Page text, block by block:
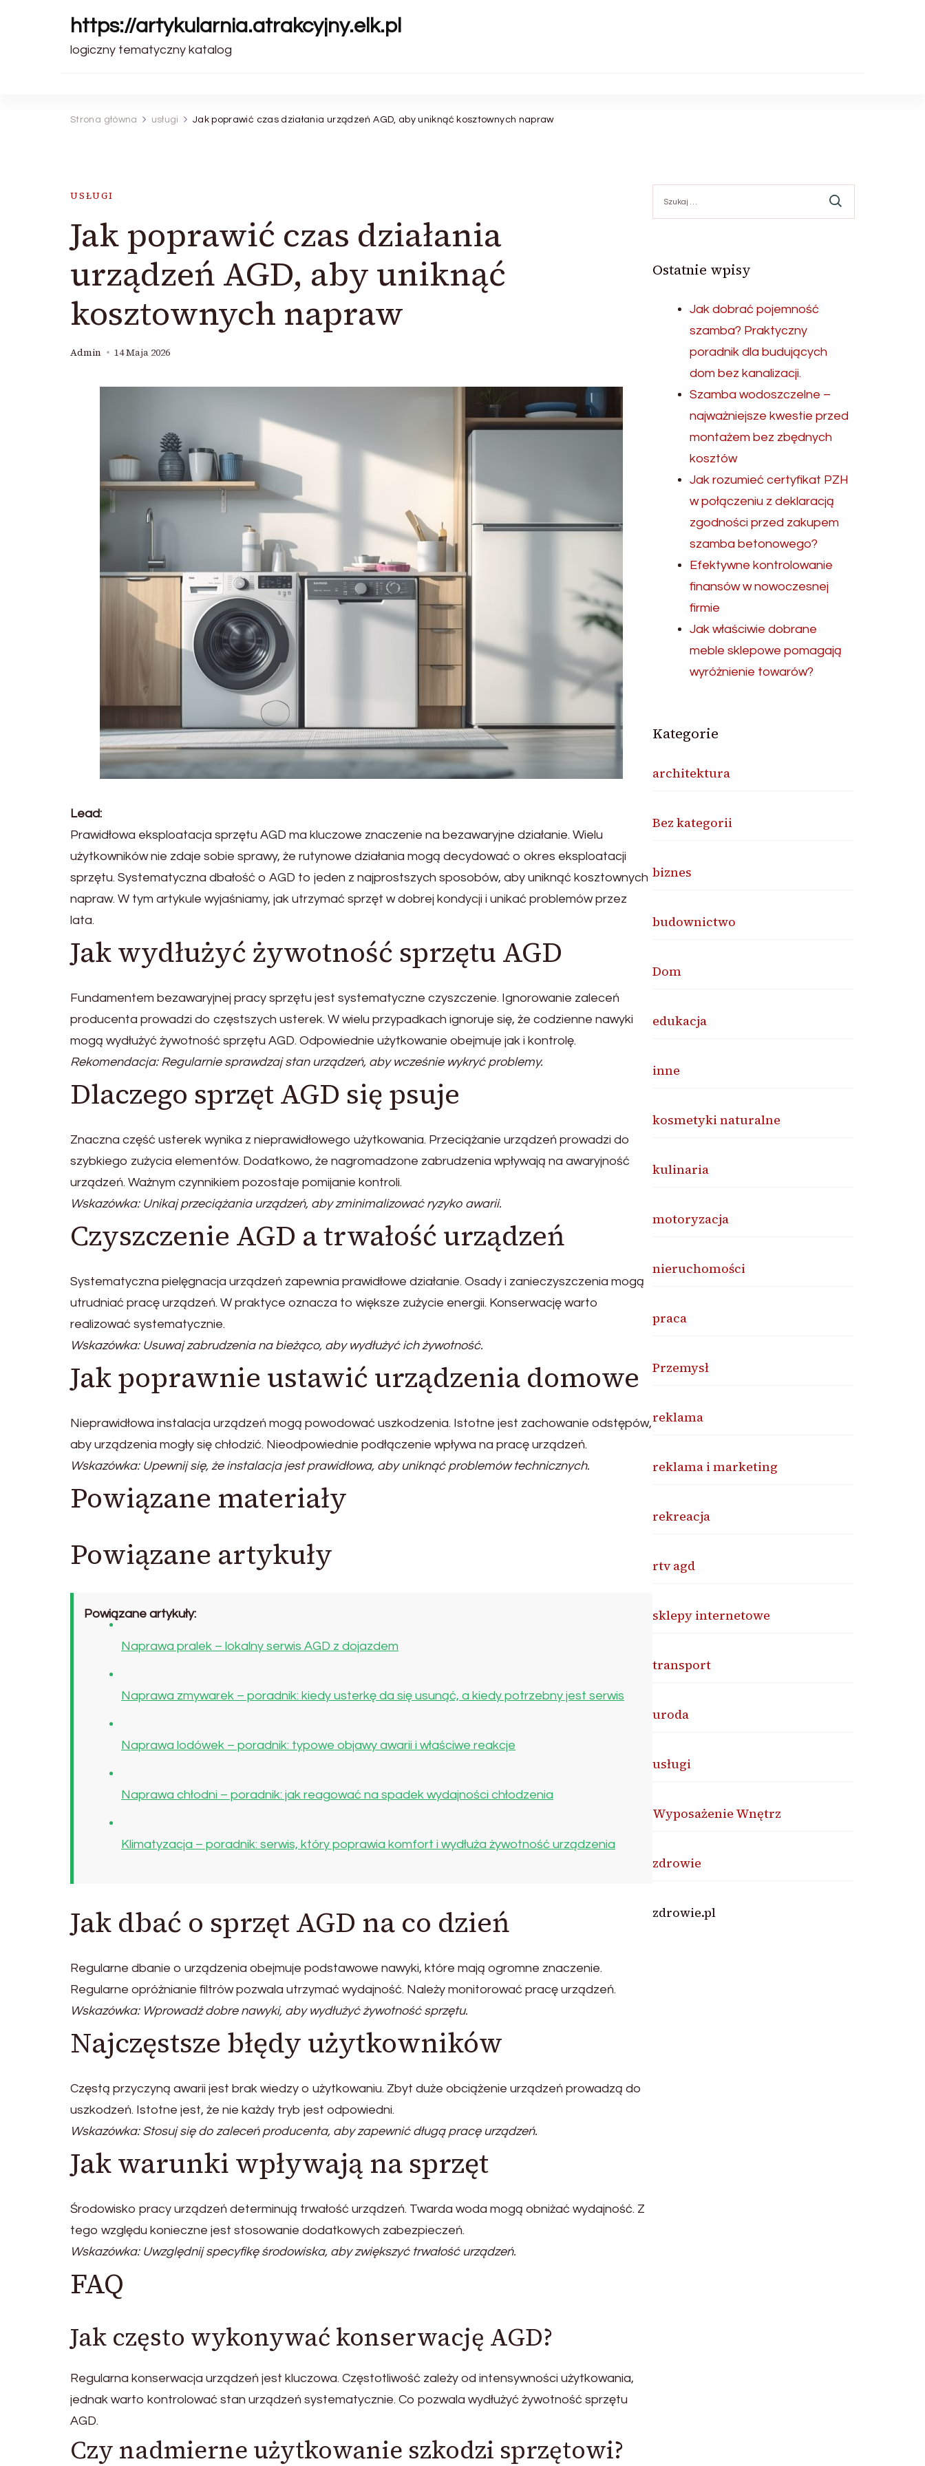
https://artykularnia.atrakcyjny.elk.pl
logiczny tematyczny katalog
Strona główna usługi Jak poprawić czas działania urządzeń AGD, aby uniknąć kosztownych napraw
USŁUGI
Jak poprawić czas działania
urządzeń AGD, aby uniknąć
kosztownych napraw
Admin 14 Maja 2026
Lead:
Prawidłowa eksploatacja sprzętu AGD ma kluczowe znaczenie na bezawaryjne działanie. Wielu
użytkowników nie zdaje sobie sprawy, że rutynowe działania mogą decydować o okres eksploatacji
sprzętu. Systematyczna dbałość o AGD to jeden z najprostszych sposobów, aby uniknąć kosztownych
napraw. W tym artykule wyjaśniamy, jak utrzymać sprzęt w dobrej kondycji i unikać problemów przez
lata.
Jak wydłużyć żywotność sprzętu AGD
Fundamentem bezawaryjnej pracy sprzętu jest systematyczne czyszczenie. Ignorowanie zaleceń
producenta prowadzi do częstszych usterek. W wielu przypadkach ignoruje się, że codzienne nawyki
mogą wydłużyć żywotność sprzętu AGD. Odpowiednie użytkowanie obejmuje jak i kontrolę.
Rekomendacja: Regularnie sprawdzaj stan urządzeń, aby wcześnie wykryć problemy.
Dlaczego sprzęt AGD się psuje
Znaczna część usterek wynika z nieprawidłowego użytkowania. Przeciążanie urządzeń prowadzi do
szybkiego zużycia elementów. Dodatkowo, że nagromadzone zabrudzenia wpływają na awaryjność
urządzeń. Ważnym czynnikiem pozostaje pomijanie kontroli.
Wskazówka: Unikaj przeciążania urządzeń, aby zminimalizować ryzyko awarii.
Czyszczenie AGD a trwałość urządzeń
Systematyczna pielęgnacja urządzeń zapewnia prawidłowe działanie. Osady i zanieczyszczenia mogą
utrudniać pracę urządzeń. W praktyce oznacza to większe zużycie energii. Konserwację warto
realizować systematycznie.
Wskazówka: Usuwaj zabrudzenia na bieżąco, aby wydłużyć ich żywotność.
Jak poprawnie ustawić urządzenia domowe
Nieprawidłowa instalacja urządzeń mogą powodować uszkodzenia. Istotne jest zachowanie odstępów,
aby urządzenia mogły się chłodzić. Nieodpowiednie podłączenie wpływa na pracę urządzeń.
Wskazówka: Upewnij się, że instalacja jest prawidłowa, aby uniknąć problemów technicznych.
Powiązane materiały
Powiązane artykuły
Powiązane artykuły:
Naprawa pralek – lokalny serwis AGD z dojazdem
Naprawa zmywarek – poradnik: kiedy usterkę da się usunąć, a kiedy potrzebny jest serwis
Naprawa lodówek – poradnik: typowe objawy awarii i właściwe reakcje
Naprawa chłodni – poradnik: jak reagować na spadek wydajności chłodzenia
Klimatyzacja – poradnik: serwis, który poprawia komfort i wydłuża żywotność urządzenia
Jak dbać o sprzęt AGD na co dzień
Regularne dbanie o urządzenia obejmuje podstawowe nawyki, które mają ogromne znaczenie.
Regularne opróżnianie filtrów pozwala utrzymać wydajność. Należy monitorować pracę urządzeń.
Wskazówka: Wprowadź dobre nawyki, aby wydłużyć żywotność sprzętu.
Najczęstsze błędy użytkowników
Częstą przyczyną awarii jest brak wiedzy o użytkowaniu. Zbyt duże obciążenie urządzeń prowadzą do
uszkodzeń. Istotne jest, że nie każdy tryb jest odpowiedni.
Wskazówka: Stosuj się do zaleceń producenta, aby zapewnić długą pracę urządzeń.
Jak warunki wpływają na sprzęt
Środowisko pracy urządzeń determinują trwałość urządzeń. Twarda woda mogą obniżać wydajność. Z
tego względu konieczne jest stosowanie dodatkowych zabezpieczeń.
Wskazówka: Uwzględnij specyfikę środowiska, aby zwiększyć trwałość urządzeń.
FAQ
Jak często wykonywać konserwację AGD?
Regularna konserwacja urządzeń jest kluczowa. Częstotliwość zależy od intensywności użytkowania,
jednak warto kontrolować stan urządzeń systematycznie. Co pozwala wydłużyć żywotność sprzętu
AGD.
Czy nadmierne użytkowanie szkodzi sprzętowi?
Ostatnie wpisy
Jak dobrać pojemność
szamba? Praktyczny
poradnik dla budujących
dom bez kanalizacji.
Szamba wodoszczelne –
najważniejsze kwestie przed
montażem bez zbędnych
kosztów
Jak rozumieć certyfikat PZH
w połączeniu z deklaracją
zgodności przed zakupem
szamba betonowego?
Efektywne kontrolowanie
finansów w nowoczesnej
firmie
Jak właściwie dobrane
meble sklepowe pomagają
wyróżnienie towarów?
Kategorie
architektura
Bez kategorii
biznes
budownictwo
Dom
edukacja
inne
kosmetyki naturalne
kulinaria
motoryzacja
nieruchomości
praca
Przemysł
reklama
reklama i marketing
rekreacja
rtv agd
sklepy internetowe
transport
uroda
usługi
Wyposażenie Wnętrz
zdrowie
zdrowie.pl